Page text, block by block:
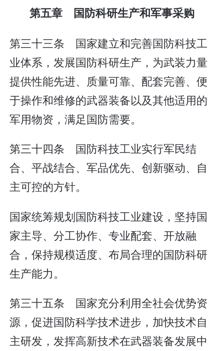
第五章 国防科研生产和军事采购
第三十三条 国家建立和完善国防科技工
业体系，发展国防科研生产，为武装力量
提供性能先进、质量可靠、配套完善、便
于操作和维修的武器装备以及其他适用的
军用物资，满足国防需要。
第三十四条 国防科技工业实行军民结
合、平战结合、军品优先、创新驱动、自
主可控的方针。
国家统筹规划国防科技工业建设，坚持国
家主导、分工协作、专业配套、开放融
合，保持规模适度、布局合理的国防科研
生产能力。
第三十五条 国家充分利用全社会优势资
源，促进国防科学技术进步，加快技术自
主研发，发挥高新技术在武器装备发展中